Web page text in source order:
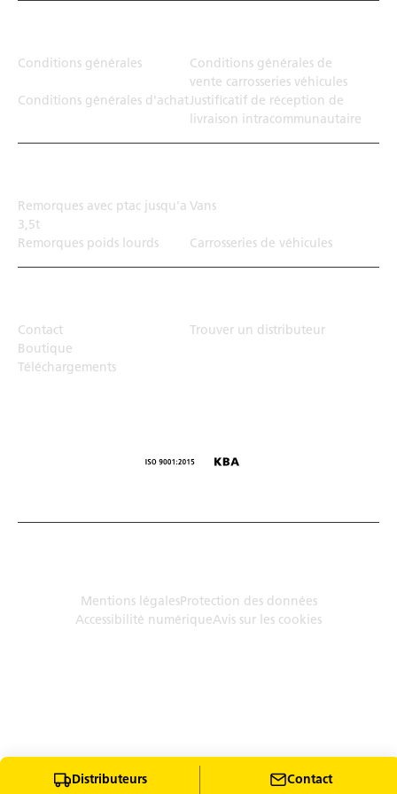
Distributeurs Contact
Conditions générales
Conditions générales de
vente carrosseries véhicules
Conditions générales d'achatJustificatif de réception de
livraison intracommunautaire
Remorques avec ptac jusqu'a
3,5t
Vans
Remorques poids lourds Carrosseries de véhicules
Contact
Trouver un distributeur
Boutique
Téléchargements
Mentions légalesProtection des données
Accessibilité numériqueAvis sur les cookies